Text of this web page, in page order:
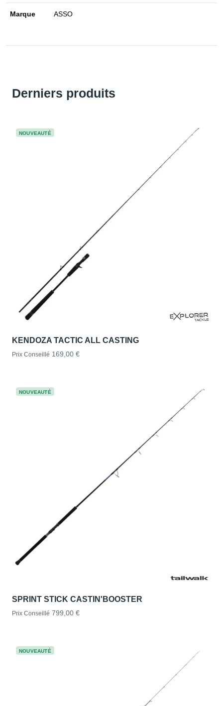
Marque ASSO
Derniers produits
NOUVEAUTÉ
KENDOZA TACTIC ALL CASTING
Prix Conseillé 169,00 €
NOUVEAUTÉ
SPRINT STICK CASTIN'BOOSTER
Prix Conseillé 799,00 €
NOUVEAUTÉ